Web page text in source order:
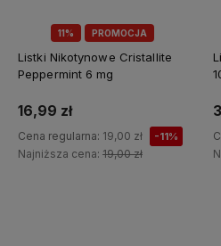
11% PROMOCJA
Listki Nikotynowe Cristallite
Peppermint 6 mg
16,99 zł
Cena regularna: 19,00 zł -11%
Najniższa cena: 19,00 zł